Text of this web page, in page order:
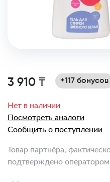
3 910 ₸ +117 бонусов
Нет в наличии
Посмотреть аналоги
Сообщить о поступлении
Товар партнёра,
подтверждено оператором